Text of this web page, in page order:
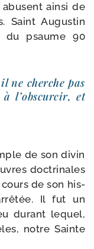
ain­si de
Saint Augustin
du psaume 90
ne cherche pas
l’obs­cur­cir, et
de son divin
doc­tri­nales
de son his­
Il fut un
durant lequel,
notre Sainte